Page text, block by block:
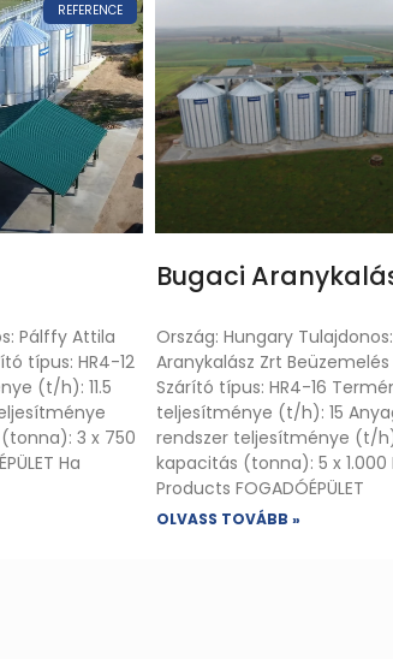
REFERENCE
Pálffy Attila
típus: HR4-12
(t/h): 11.5
3 x 750
Ha
Bugaci
Ország: Hungary
Aranykalász Zrt
Szárító típus: HR4-16
teljesítménye (t/h): 15
rendszer teljesítménye (t/
kapacitás (tonna): 5 x 1.000
Products FOGADÓÉPÜLET
OLVASS TOVÁBB »